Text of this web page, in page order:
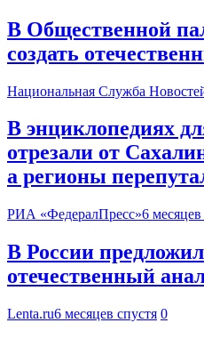
В Общественной
создать
Национальная Служба
В энциклопедиях
отрезали от
а регионы
РИА «ФедералПресс»6 месяцев
В России
отечественный
Lenta.ru6 месяцев спустя 0